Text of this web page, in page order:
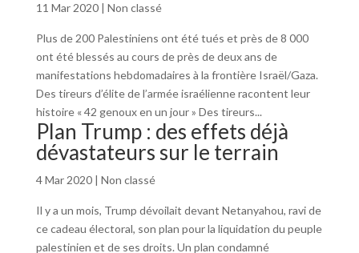
11 Mar 2020| Non classé
Plus de 200 Palestiniens ont été tués et près de 8 000
ont été blessés au cours de près de deux ans de
manifestations hebdomadaires à la frontière Israël/Gaza.
Des tireurs d’élite de l’armée israélienne racontent leur
histoire « 42 genoux en un jour » Des tireurs...
Plan Trump : des effets déjà
dévastateurs sur le terrain
4 Mar 2020| Non classé
Il y a un mois, Trump dévoilait devant Netanyahou, ravi de
ce cadeau électoral, son plan pour la liquidation du peuple
palestinien et de ses droits. Un plan condamné